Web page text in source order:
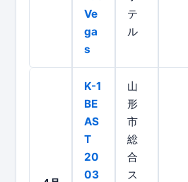
Ve
ga
s
テ
ル
K-1
BE
AS
T
20
03
山
形
市
総
合
ス